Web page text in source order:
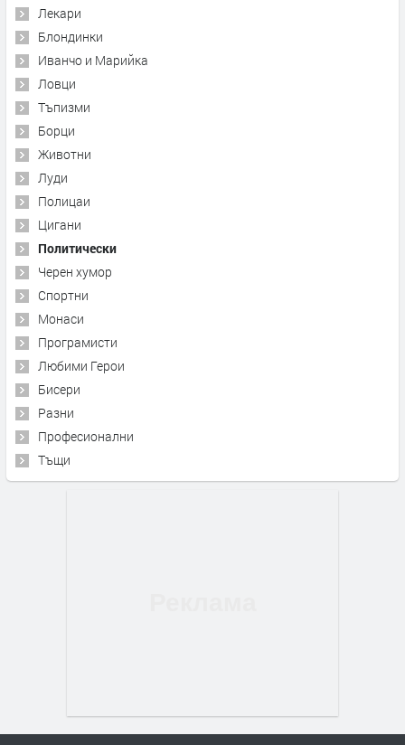
Лекари
Блондинки
Иванчо и Марийка
Ловци
Тъпизми
Борци
Животни
Луди
Полицаи
Цигани
Политически
Черен хумор
Спортни
Монаси
Програмисти
Любими Герои
Бисери
Разни
Професионални
Тъщи